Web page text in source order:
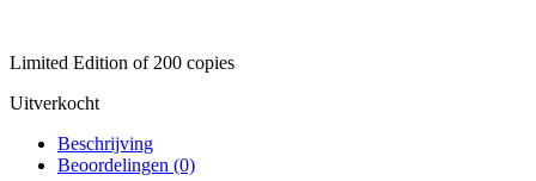
Limited Edition of 200 copies
Uitverkocht
Beschrijving
Beoordelingen (0)